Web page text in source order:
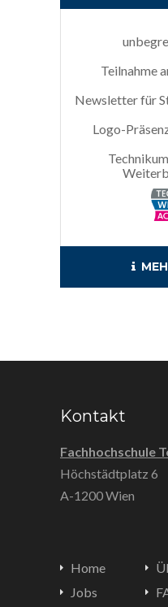
Teilnahme
Newsletter für
Logo-
Kontakt
Fachhochschule
Höchstädtplatz 6
A-1200 Wien
Home
Jobs